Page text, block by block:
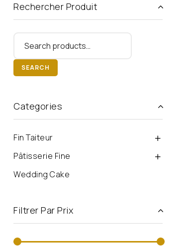
Rechercher Produit
SEARCH
Categories
Fin Taiteur
Pâtisserie Fine
Wedding Cake
Filtrer Par Prix